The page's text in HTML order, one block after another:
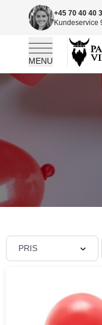
+45 70 40 40
Kundeservice
MENU
Skip to Content
PRIS